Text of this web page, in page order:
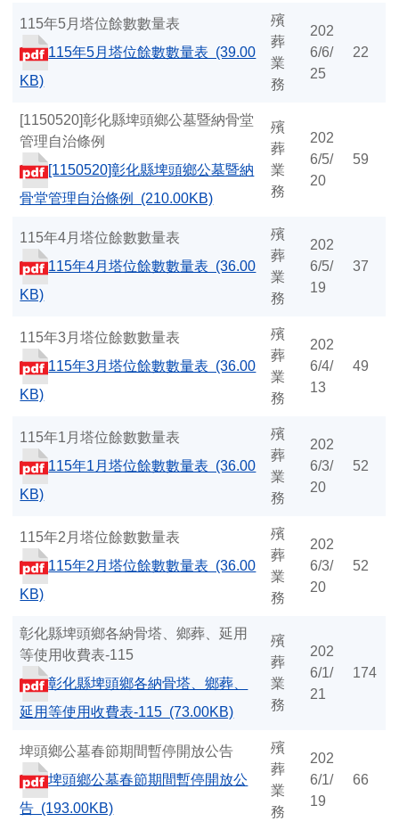
115年5月塔位餘數數量表
115年5月塔位餘數數量表 (39.00
KB)
殯
葬
業
務
202
6/6/
25
22
[1150520]彰化縣埤頭鄉公墓暨納骨堂
管理自治條例
[1150520]彰化縣埤頭鄉公墓暨納
骨堂管理自治條例 (210.00KB)
殯
葬
業
務
202
6/5/
20
59
115年4月塔位餘數數量表
115年4月塔位餘數數量表 (36.00
KB)
殯
葬
業
務
202
6/5/
19
37
115年3月塔位餘數數量表
115年3月塔位餘數數量表 (36.00
KB)
殯
葬
業
務
202
6/4/
13
49
115年1月塔位餘數數量表
115年1月塔位餘數數量表 (36.00
KB)
殯
葬
業
務
202
6/3/
20
52
115年2月塔位餘數數量表
115年2月塔位餘數數量表 (36.00
KB)
殯
葬
業
務
202
6/3/
20
52
彰化縣埤頭鄉各納骨塔、鄉葬、延用
等使用收費表-115
彰化縣埤頭鄉各納骨塔、鄉葬、
延用等使用收費表-115 (73.00KB)
殯
葬
業
務
202
6/1/
21
174
埤頭鄉公墓春節期間暫停開放公告
埤頭鄉公墓春節期間暫停開放公
告 (193.00KB)
殯
葬
業
務
202
6/1/
19
66